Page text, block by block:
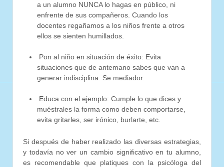
a un alumno NUNCA lo hagas en público, ni
enfrente de sus compañeros. Cuando los
docentes regañamos a los niños frente a otros
ellos se sienten humillados.
Pon al niño en situación de éxito: Evita
situaciones que de antemano sabes que van a
generar indisciplina. Se mediador.
Educa con el ejemplo: Cumple lo que dices y
muéstrales la forma como deben comportarse,
evita gritarles, ser irónico, burlarte, etc.
Si después de haber realizado las diversas estrategias,
y todavía no ver un cambio significativo en tu alumno,
es recomendable que platiques con la psicóloga del